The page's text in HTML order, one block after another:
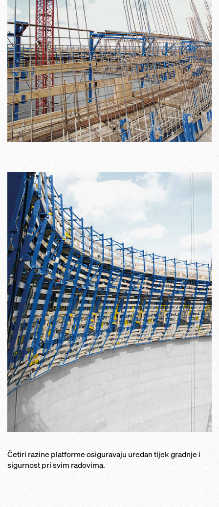
Četiri razine platforme osiguravaju uredan tijek gradnje i
sigurnost pri svim radovima.